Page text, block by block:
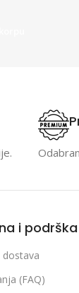
i podrška
dostava
(FAQ)